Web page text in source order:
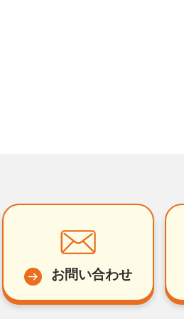
お問い合わせ